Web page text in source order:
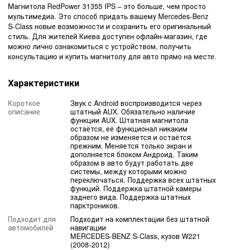
Магнитола RedPower 31355 IPS – это больше, чем просто
мультимедиа. Это способ придать вашему Mercedes-Benz
S-Class новые возможности и сохранить его оригинальный
стиль. Для жителей Киева доступен офлайн-магазин, где
можно лично ознакомиться с устройством, получить
консультацию и купить магнитолу для авто прямо на месте.
Характеристики
Короткое
описание
Звук с Android воспроизводится через
штатный AUX. Обязательно наличие
функции AUX. Штатная магнитола
остаётся, её функционал никаким
образом не изменяется и остаётся
прежним. Меняется только экран и
дополняется блоком Андроид. Таким
образом в авто будут работать две
системы, между которыми можно
переключаться. Поддержка всех штатных
функций. Поддержка штатной камеры
заднего вида. Поддержка штатных
парктроников.
Подходит для
автомобилей
Подходит на комплектации без штатной
навигации
MERCEDES-BENZ S-Class, кузов W221
(2008-2012)